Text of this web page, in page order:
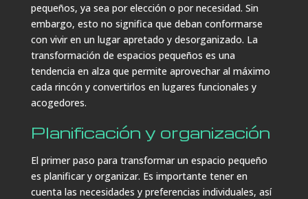
pequeños, ya sea por elección o por necesidad. Sin
embargo, esto no significa que deban conformarse
con vivir en un lugar apretado y desorganizado. La
transformación de espacios pequeños es una
tendencia en alza que permite aprovechar al máximo
cada rincón y convertirlos en lugares funcionales y
acogedores.
Planificación y organización
El primer paso para transformar un espacio pequeño
es planificar y organizar. Es importante tener en
cuenta las necesidades y preferencias individuales, así